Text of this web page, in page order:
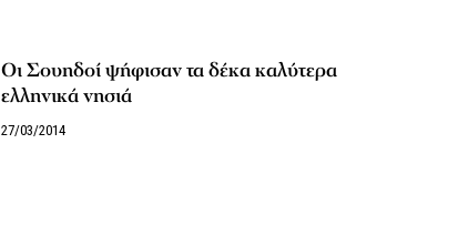
Οι Σουηδοί ψήφισαν τα δέκα καλύτερα
ελληνικά νησιά
27/03/2014